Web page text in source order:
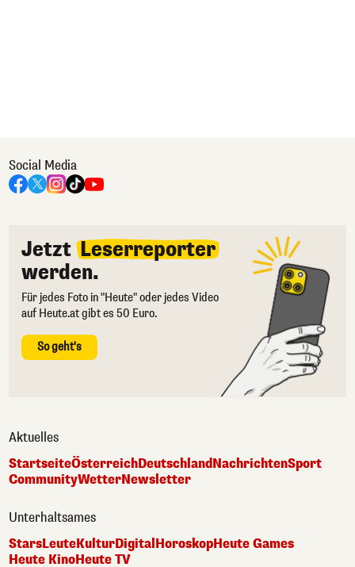
Social Media
Jetzt Leserreporter
werden.
Für jedes Foto in "Heute" oder jedes Video
auf Heute.at gibt es 50 Euro.
So geht's
Aktuelles
StartseiteÖsterreichDeutschlandNachrichtenSport
CommunityWetterNewsletter
Unterhaltsames
StarsLeuteKulturDigital HoroskopHeute Games
Heute KinoHeute TV